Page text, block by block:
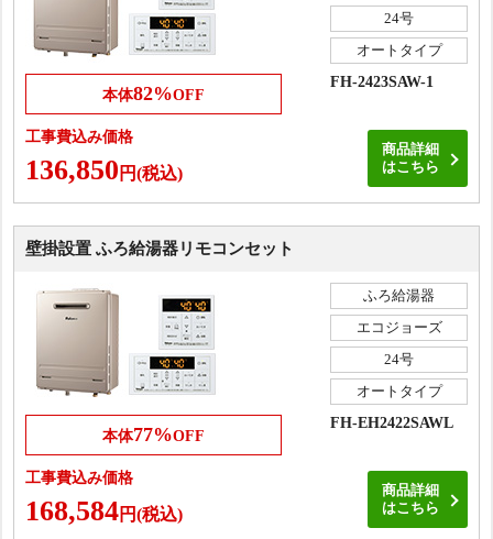
本体82%OFF
24号
オートタイプ
FH-2423SAW-1
工事費込み価格
136,850 円(税込)
商品詳細
はこちら
壁掛設置 ふろ給湯器リモコンセット
本体77%OFF
ふろ給湯器
エコジョーズ
24号
オートタイプ
FH-EH2422SAWL
工事費込み価格
168,584円(税込)
商品詳細
はこちら